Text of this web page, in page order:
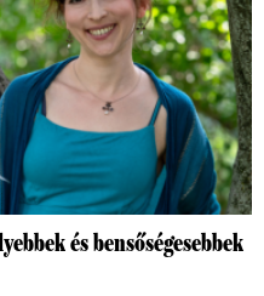
és bensőségesebbek